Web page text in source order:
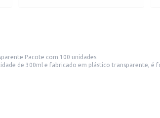
Pacote com 100 unidades
plástico transparente, é fornecido em pacotes com 100 unidades. Sua praticidade e